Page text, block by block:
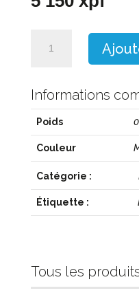
Informations
Poids
Couleur
Catégorie :
Étiquette :
Tous les